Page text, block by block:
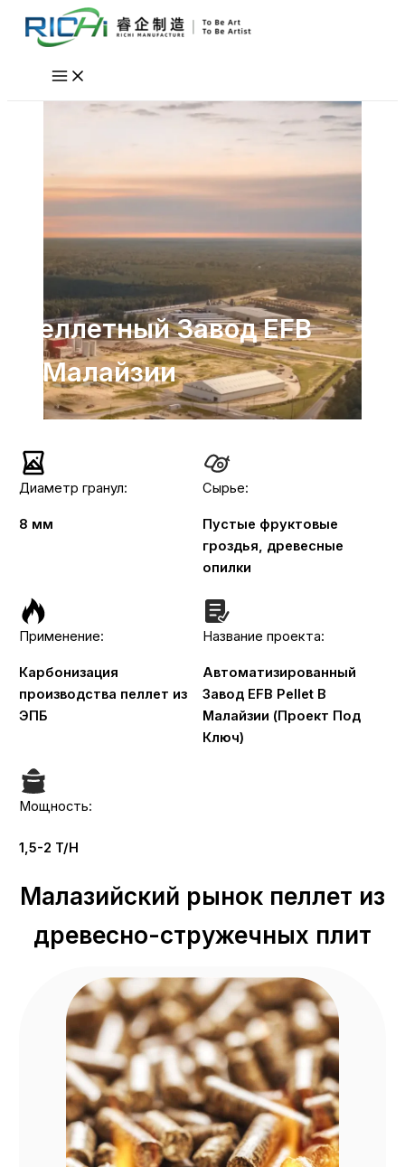
Перейти
Пеллетный Завод EFB
В Малайзии
Диаметр гранул:
8 мм
Сырье:
Пустые фруктовые
гроздья, древесные
опилки
Применение:
Карбонизация
производства пеллет из
ЭПБ
Название проекта:
Автоматизированный
Завод EFB Pellet В
Малайзии (проект Под
Ключ)
Мощность:
1,5-2 T/H
Малазийский рынок пеллет из
древесно-стружечных плит